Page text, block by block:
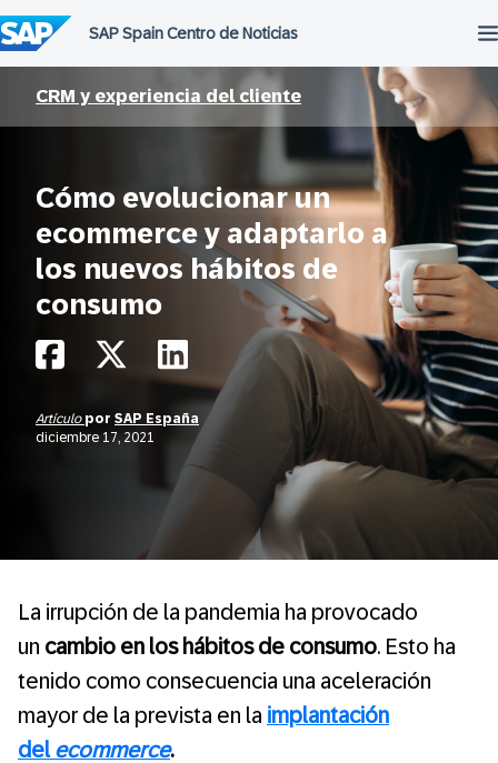
al
contenido
CRM y experiencia del cliente
Cómo evolucionar un
ecommerce y adaptarlo a
los nuevos hábitos de
consumo
Artículo por SAP España
diciembre 17, 2021
La irrupción de la pandemia ha provocado
un cambio en los hábitos de consumo. Esto ha
tenido como consecuencia una aceleración
mayor de la prevista en la implantación
del ecommerce.